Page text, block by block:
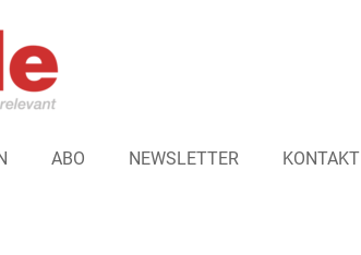
ABO NEWSLETTER KONTAKT